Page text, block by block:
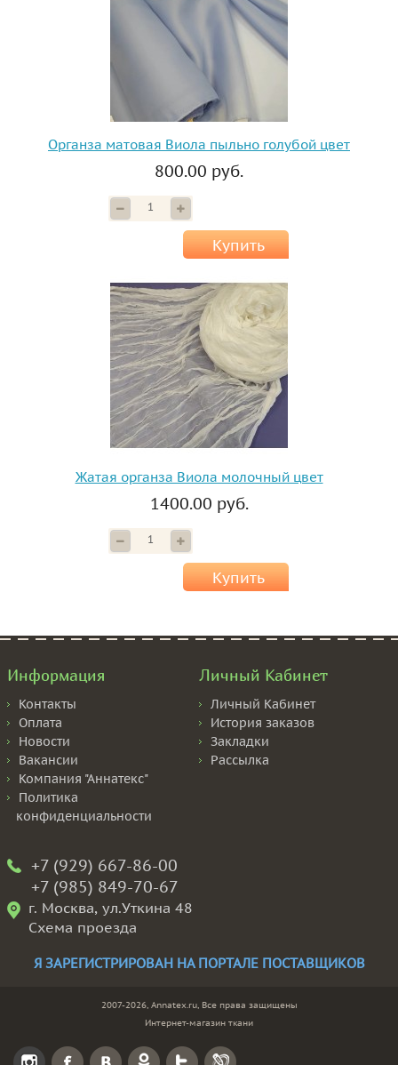
Органза матовая Виола пыльно голубой цвет
800.00 руб.
Купить
Жатая органза Виола молочный цвет
1400.00 руб.
Купить
Информация
Контакты
Оплата
Новости
Вакансии
Компания "Аннатекс"
Политика
конфиденциальности
Личный Кабинет
Личный Кабинет
История заказов
Закладки
Рассылка
+7 (929) 667-86-00
+7 (985) 849-70-67
г. Москва, ул.Уткина 48
Схема проезда
Я ЗАРЕГИСТРИРОВАН НА ПОРТАЛЕ ПОСТАВЩИКОВ
2007-2026, Annatex.ru, Все права защищены
Интернет-магазин ткани